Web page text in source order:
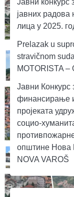
Јавни
јавних радова
лица у 2025.
Prelazak u
stravičnom
MOTORISTA –
Јавни Конкурс
финансирање
пројеката
социо-
општине Нова
NOVA VAROŠ